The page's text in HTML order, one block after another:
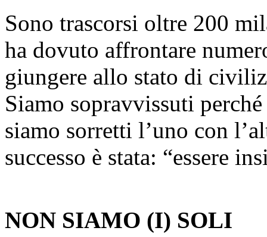
Sono trascorsi oltre 200
ha dovuto affrontare
giungere allo stato di
Siamo sopravvissuti
siamo sorretti l’uno con
successo è stata: “essere
NON SIAMO (I) SOLI